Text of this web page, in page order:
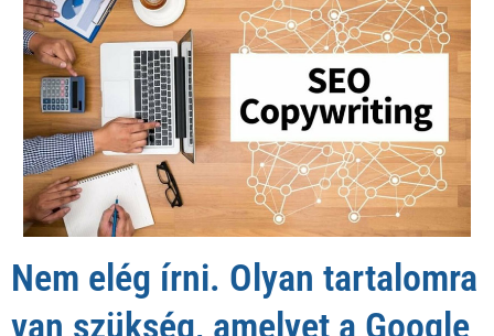
Nem elég írni. Olyan tartalomra
van szükség, amelyet a Google